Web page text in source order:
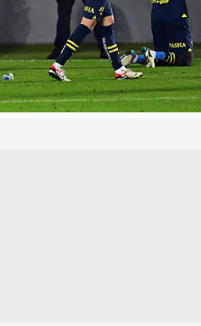
yer alan panel vasıtasıyla
Metnimiziziyaret
Kanunu uyarınca hazırlanmış
çerezlerle ilgili bilgi almak için lütfen